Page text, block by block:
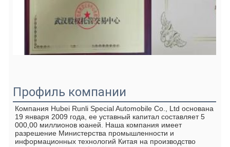
Профиль компании
Компания Hubei Runli Special Automobile Co., Ltd основана
19 января 2009 года, ее уставный капитал составляет 5
000,00 миллионов юаней. Наша компания имеет
разрешение Министерства промышленности и
информационных технологий Китая на производство